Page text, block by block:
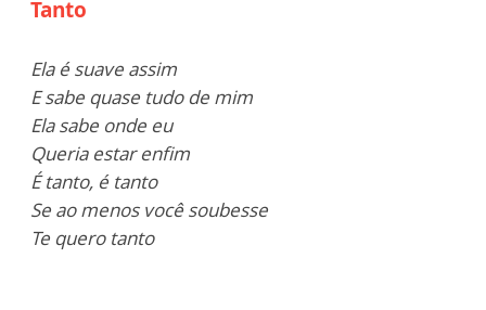
Tanto
Ela é suave assim
E sabe quase tudo de mim
Ela sabe onde eu
Queria estar enfim
É tanto, é tanto
Se ao menos você soubesse
Te quero tanto